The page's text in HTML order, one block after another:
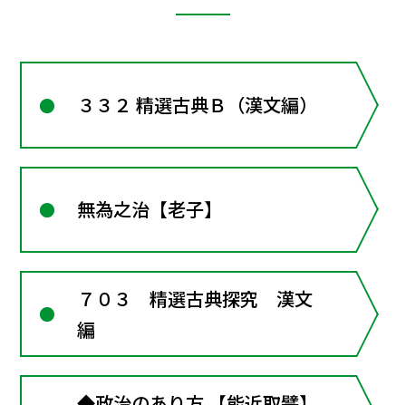
３３２ 精選古典Ｂ（漢文編）
無為之治【老子】
７０３ 精選古典探究 漢文
編